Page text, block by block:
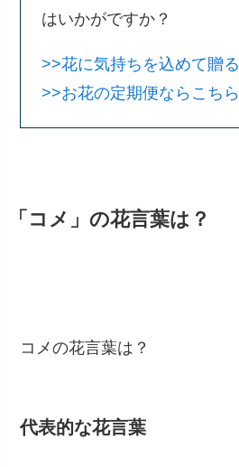
はいかがですか？
>>花に気持ちを込めて贈る
>>お花の定期便ならこちら
「コメ」の花言葉は？